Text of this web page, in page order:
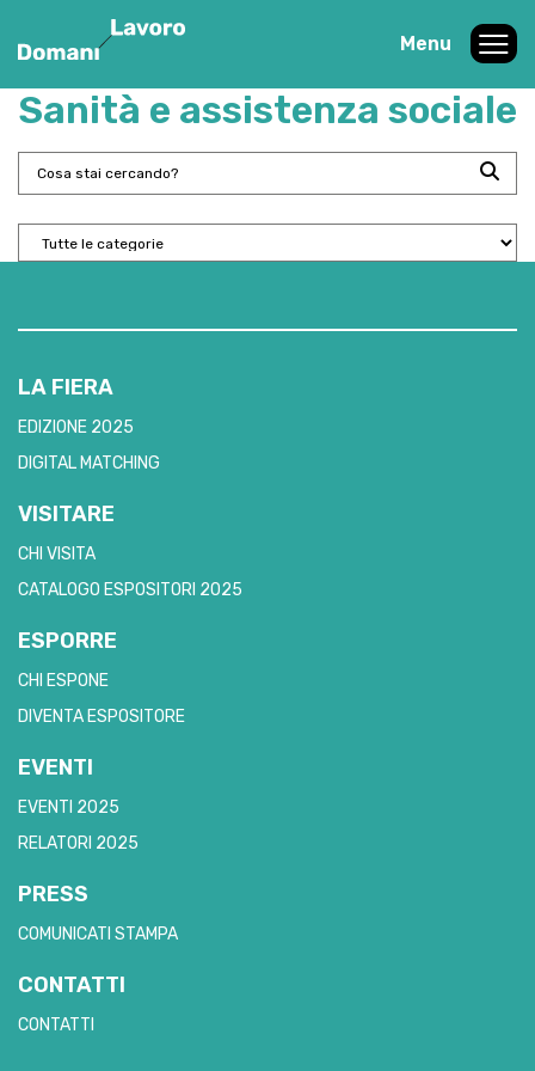
Menu
Sanità e assistenza sociale
LA FIERA
EDIZIONE 2025
DIGITAL MATCHING
VISITARE
CHI VISITA
CATALOGO ESPOSITORI 2025
ESPORRE
CHI ESPONE
DIVENTA ESPOSITORE
EVENTI
EVENTI 2025
RELATORI 2025
PRESS
COMUNICATI STAMPA
CONTATTI
CONTATTI